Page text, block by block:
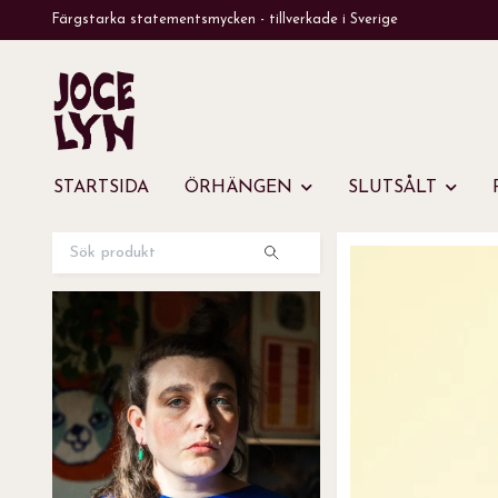
Färgstarka statementsmycken - tillverkade i Sverige
STARTSIDA ÖRHÄNGEN SLUTSÅLT